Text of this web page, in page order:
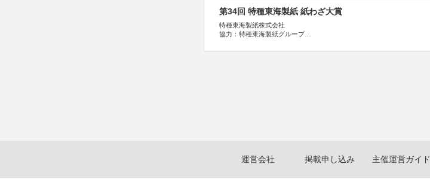
第34回 特種東海製紙 紙わざ大賞
特種東海製紙株式会社
協力：特種東海製紙グループ
運営会社 掲載申し込み 主催運営ガイド